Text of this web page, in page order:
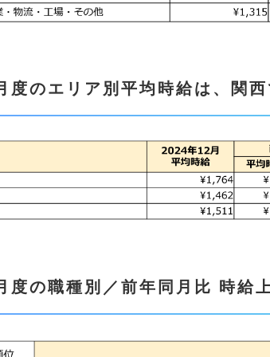
度のエリア別平均時給は、関西
度の職種別／前年同月比 時給